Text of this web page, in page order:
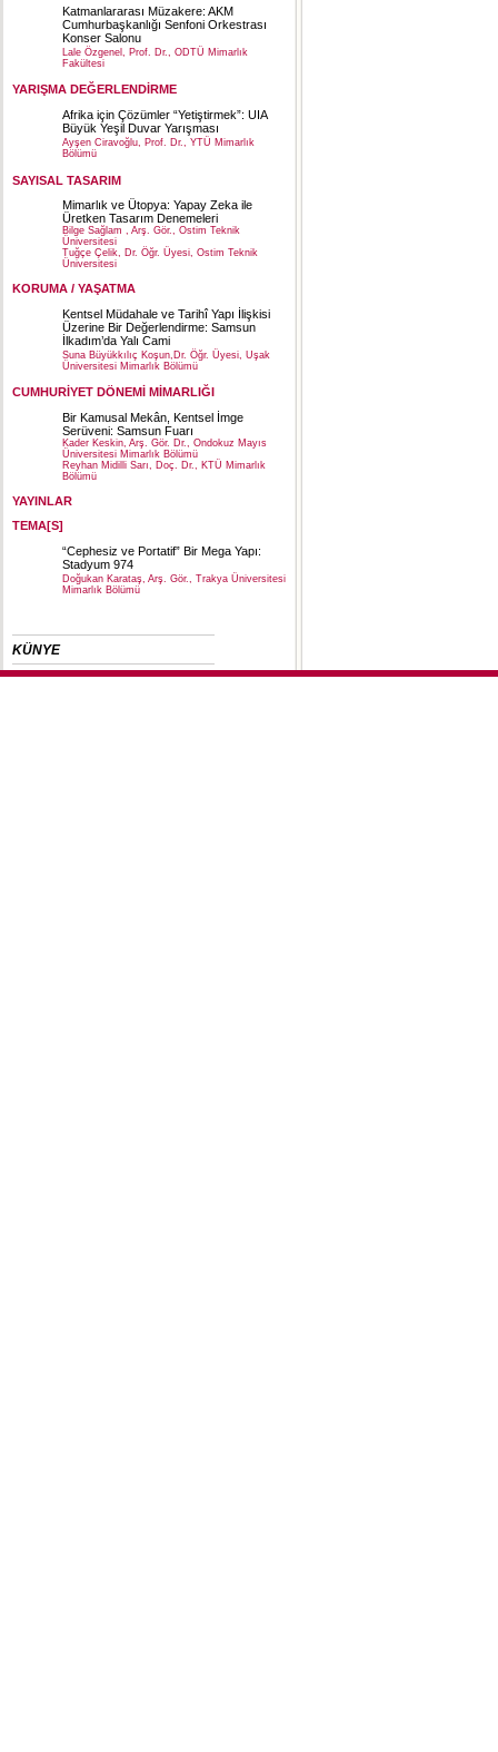
Katmanlararası Müzakere: AKM
Cumhurbaşkanlığı Senfoni Orkestrası
Konser Salonu
Lale Özgenel, Prof. Dr., ODTÜ Mimarlık
Fakültesi
YARIŞMA DEĞERLENDİRME
Afrika için Çözümler “Yetiştirmek”: UIA
Büyük Yeşil Duvar Yarışması
Ayşen Ciravoğlu, Prof. Dr., YTÜ Mimarlık
Bölümü
SAYISAL TASARIM
Mimarlık ve Ütopya: Yapay Zeka ile
Üretken Tasarım Denemeleri
Bilge Sağlam , Arş. Gör., Ostim Teknik
Üniversitesi
Tuğçe Çelik, Dr. Öğr. Üyesi, Ostim Teknik
Üniversitesi
KORUMA / YAŞATMA
Kentsel Müdahale ve Tarihî Yapı İlişkisi
Üzerine Bir Değerlendirme: Samsun
İlkadım’da Yalı Cami
Suna Büyükkılıç Koşun,Dr. Öğr. Üyesi, Uşak
Üniversitesi Mimarlık Bölümü
CUMHURİYET DÖNEMİ MİMARLIĞI
Bir Kamusal Mekân, Kentsel İmge
Serüveni: Samsun Fuarı
Kader Keskin, Arş. Gör. Dr., Ondokuz Mayıs
Üniversitesi Mimarlık Bölümü
Reyhan Midilli Sarı, Doç. Dr., KTÜ Mimarlık
Bölümü
YAYINLAR
TEMA[S]
“Cephesiz ve Portatif” Bir Mega Yapı:
Stadyum 974
Doğukan Karataş, Arş. Gör., Trakya Üniversitesi
Mimarlık Bölümü
KÜNYE